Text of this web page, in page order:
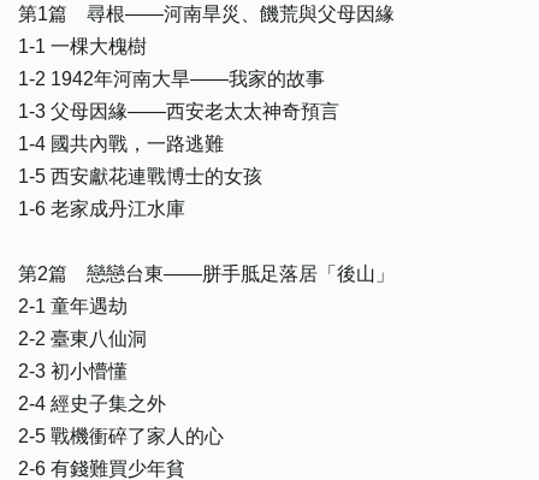
第1篇 尋根——河南旱災、饑荒與父母因緣
1-1 一棵大槐樹
1-2 1942年河南大旱——我家的故事
1-3 父母因緣——西安老太太神奇預言
1-4 國共內戰，一路逃難
1-5 西安獻花連戰博士的女孩
1-6 老家成丹江水庫
第2篇 戀戀台東——胼手胝足落居「後山」
2-1 童年遇劫
2-2 臺東八仙洞
2-3 初小懵懂
2-4 經史子集之外
2-5 戰機衝碎了家人的心
2-6 有錢難買少年貧